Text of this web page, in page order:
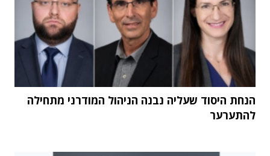
הנחת היסוד שעליה נבנה הניהול המודרני מתחילה
להתערער